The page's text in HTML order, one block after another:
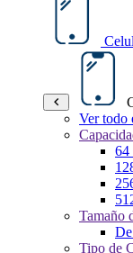
Ver todo
64
Tamaño
Tipo de